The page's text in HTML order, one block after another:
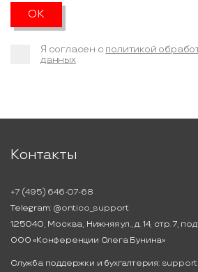
Я согласен с политикой
данных
Контакты
+7 (495) 646-07-68
Telegram: @ontico_support
125040, Москва, Нижняя ул., д. 14, стр. 7,
ООО «Конференции Олега Бунина»
Служба поддержки и бухгалтерия: